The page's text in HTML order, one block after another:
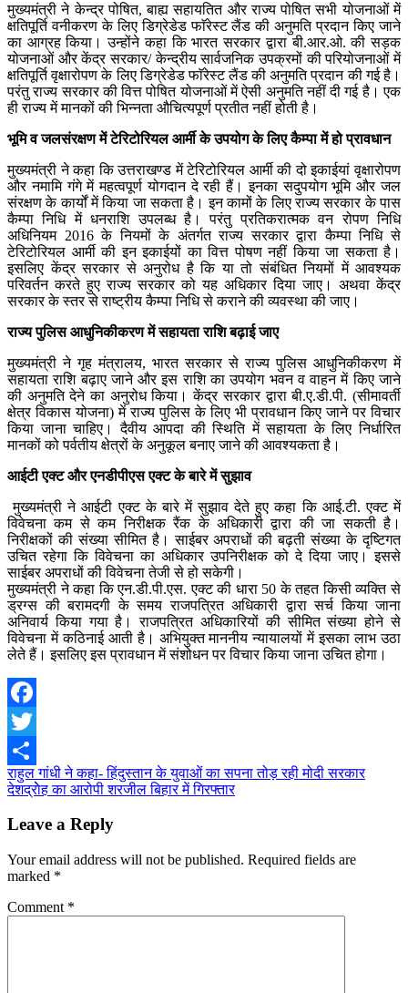
मुख्यमंत्री ने केन्द्र पोषित, बाह्य सहायतित और राज्य पोषित सभी योजनाओं में
क्षतिपूर्ति वनीकरण के लिए डिग्रेडेड फाॅरेस्ट लैंड की अनुमति प्रदान किए जाने
का आग्रह किया। उन्होंने कहा कि भारत सरकार द्वारा बी.आर.ओ. की सड़क
योजनाओं और केंद्र सरकार/ केन्द्रीय सार्वजनिक उपक्रमों की परियोजनाओं में
क्षतिपूर्ति वृक्षारोपण के लिए डिग्रेडेड फाॅरेस्ट लैंड की अनुमति प्रदान की गई है।
परंतु राज्य सरकार की वित्त पोषित योजनाओं में ऐसी अनुमति नहीं दी गई है। एक
ही राज्य में मानकों की भिन्नता औचित्यपूर्ण प्रतीत नहीं होती है।
भूमि व जलसंरक्षण में टेरिटोरियल आर्मी के उपयोग के लिए कैम्पा में हो प्रावधान
मुख्यमंत्री ने कहा कि उत्तराखण्ड में टेरिटोरियल आर्मी की दो इकाईयां वृक्षारोपण
और नमामि गंगे में महत्वपूर्ण योगदान दे रही हैं। इनका सदुपयोग भूमि और जल
संरक्षण के कार्यों में किया जा सकता है। इन कामों के लिए राज्य सरकार के पास
कैम्पा निधि में धनराशि उपलब्ध है। परंतु प्रतिकरात्मक वन रोपण निधि
अधिनियम 2016 के नियमों के अंतर्गत राज्य सरकार द्वारा कैम्पा निधि से
टेरिटोरियल आर्मी की इन इकाईयों का वित्त पोषण नहीं किया जा सकता है।
इसलिए केंद्र सरकार से अनुरोध है कि या तो संबंधित नियमों में आवश्यक
परिवर्तन करते हुए राज्य सरकार को यह अधिकार दिया जाए। अथवा केंद्र
सरकार के स्तर से राष्ट्रीय कैम्पा निधि से कराने की व्यवस्था की जाए।
राज्य पुलिस आधुनिकीकरण में सहायता राशि बढ़ाई जाए
मुख्यमंत्री ने गृह मंत्रालय, भारत सरकार से राज्य पुलिस आधुनिकीकरण में
सहायता राशि बढ़ाए जाने और इस राशि का उपयोग भवन व वाहन में किए जाने
की अनुमति देने का अनुरोध किया। केंद्र सरकार द्वारा बी.ए.डी.पी. (सीमावर्ती
क्षेत्र विकास योजना) में राज्य पुलिस के लिए भी प्रावधान किए जाने पर विचार
किया जाना चाहिए। दैवीय आपदा की स्थिति में सहायता के लिए निर्धारित
मानकों को पर्वतीय क्षेत्रों के अनुकूल बनाए जाने की आवश्यकता है।
आईटी एक्ट और एनडीपीएस एक्ट के बारे में सुझाव
मुख्यमंत्री ने आईटी एक्ट के बारे में सुझाव देते हुए कहा कि आई.टी. एक्ट में
विवेचना कम से कम निरीक्षक रैंक के अधिकारी द्वारा की जा सकती है।
निरीक्षकों की संख्या सीमित है। साईबर अपराधों की बढ़ती संख्या के दृष्टिगत
उचित रहेगा कि विवेचना का अधिकार उपनिरीक्षक को दे दिया जाए। इससे
साईबर अपराधों की विवेचना तेजी से हो सकेगी।
मुख्यमंत्री ने कहा कि एन.डी.पी.एस. एक्ट की धारा 50 के तहत किसी व्यक्ति से
ड्रग्स की बरामदगी के समय राजपत्रित अधिकारी द्वारा सर्च किया जाना
अनिवार्य किया गया है। राजपत्रित अधिकारियों की सीमित संख्या होने से
विवेचना में कठिनाई आती है। अभियुक्त माननीय न्यायालयों में इसका लाभ उठा
लेते हैं। इसलिए इस प्रावधान में संशोधन पर विचार किया जाना उचित होगा।
Facebook
Twitter
Share
Post
navigation
राहुल गांधी ने कहा- हिंदुस्‍तान के युवाओं का सपना तोड़ रही मोदी सरकार
देशद्राेेह का आरोपी शरजील बिहार में गिरफ्तार
Leave a Reply
Your email address will not be published. Required fields are
marked *
Comment *